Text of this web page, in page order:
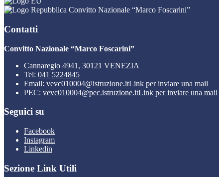
Convitto Nazionale “Marco Foscarini”
Contatti
Convitto Nazionale “Marco Foscarini”
Cannaregio 4941, 30121 VENEZIA
Tel: 041 5224845
Email: vevc010004@istruzione.itLink per inviare una mail
PEC: vevc010004@pec.istruzione.itLink per inviare una mail
Seguici su
Facebook
Instagram
Linkedin
Sezione Link Utili